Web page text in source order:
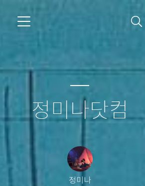
정미나닷컴
정미나